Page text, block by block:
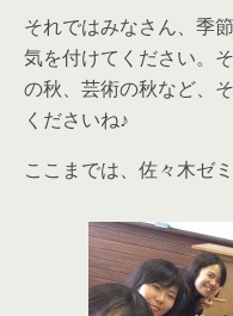
それではみなさん、季
気を付けてください。
の秋、芸術の秋など、
くださいね♪
ここまでは、佐々木ゼ